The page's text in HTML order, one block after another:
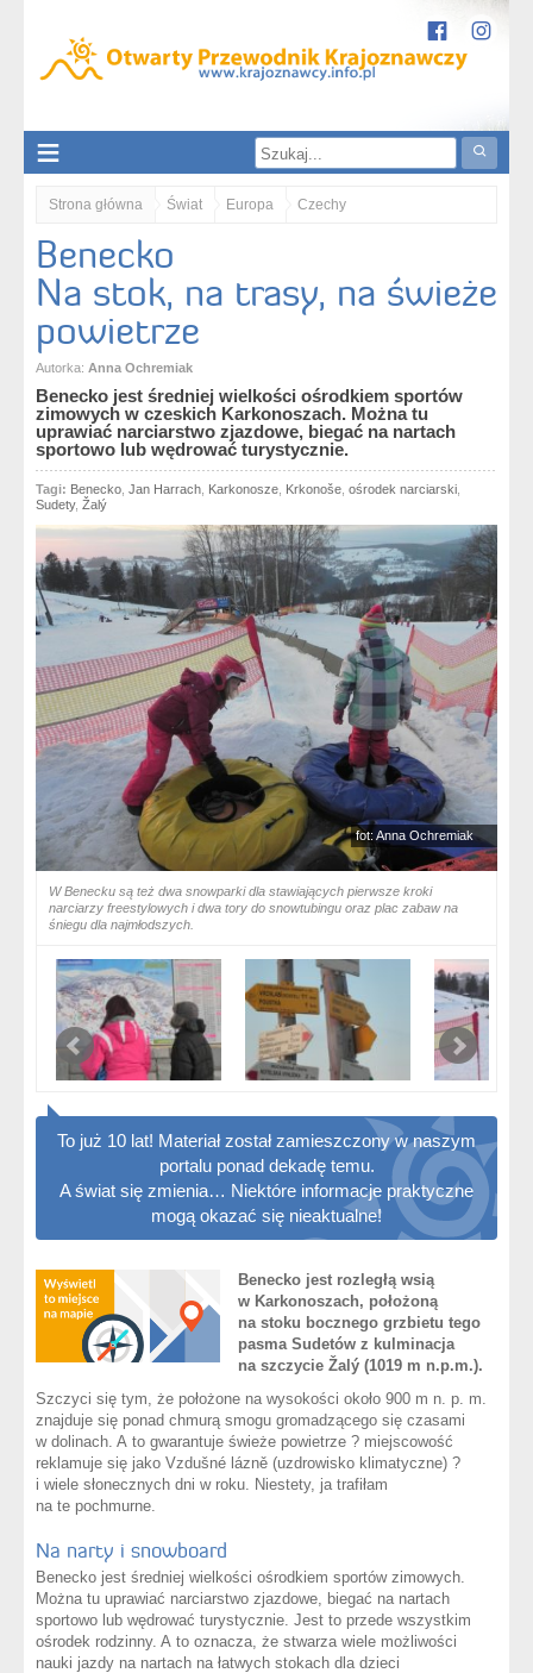
Strona główna Świat Europa Czechy
kraj hradecki / Královéhradecký kraj
Benecko. Na stok, na trasy, na świeże powietrze
Benecko
Na stok, na trasy, na świeże
powietrze
Autorka: Anna Ochremiak
Benecko jest średniej wielkości ośrodkiem sportów
zimowych w czeskich Karkonoszach. Można tu
uprawiać narciarstwo zjazdowe, biegać na nartach
sportowo lub wędrować turystycznie.
Tagi: Benecko Jan Harrach Karkonosze Krkonoše ośrodek narciarski
Sudety, Žalý
fot: Anna Ochremiak
W Benecku są też dwa snowparki dla stawiających pierwsze kroki
narciarzy freestylowych i dwa tory do snowtubingu oraz plac zabaw na
śniegu dla najmłodszych.
To już 10 lat! Materiał został zamieszczony w naszym
portalu ponad dekadę temu.
A świat się zmienia… Niektóre informacje praktyczne
mogą okazać się nieaktualne!
Benecko jest rozległą wsią
w Karkonoszach, położoną
na stoku bocznego grzbietu tego
pasma Sudetów z kulminacja
na szczycie Žalý (1019 m n.p.m.).
Szczyci się tym, że położone na wysokości około 900 m n. p. m.
znajduje się ponad chmurą smogu gromadzącego się czasami
w dolinach. A to gwarantuje świeże powietrze ? miejscowość
reklamuje się jako Vzdušné lázně (uzdrowisko klimatyczne) ?
i wiele słonecznych dni w roku. Niestety, ja trafiłam
na te pochmurne.
Na narty i snowboard
Benecko jest średniej wielkości ośrodkiem sportów zimowych.
Można tu uprawiać narciarstwo zjazdowe, biegać na nartach
sportowo lub wędrować turystycznie. Jest to przede wszystkim
ośrodek rodzinny. A to oznacza, że stwarza wiele możliwości
nauki jazdy na nartach na łatwych stokach dla dzieci